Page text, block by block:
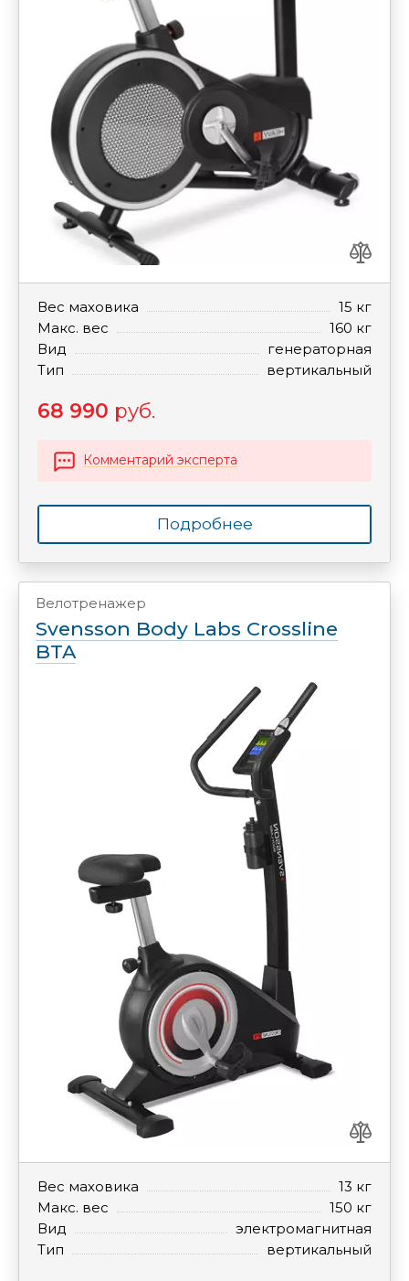
Вес маховика
15 кг
Макс. вес
160 кг
Вид
генераторная
Тип
вертикальный
68 990 руб.
Комментарий эксперта
Подробнее
Велотренажер
Svensson Body Labs Crossline
BTA
Вес маховика
13 кг
Макс. вес
150 кг
Вид
электромагнитная
Тип
вертикальный